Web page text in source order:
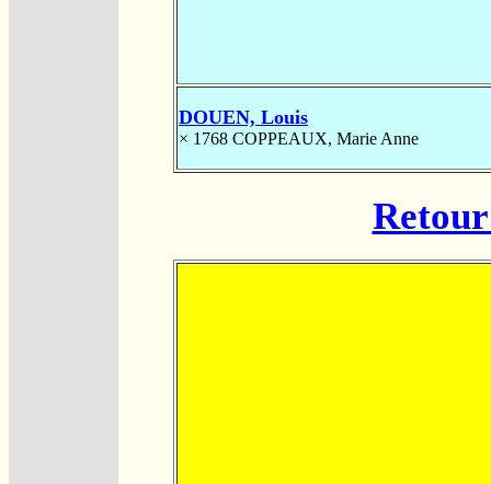
DOUEN, Louis
× 1768 COPPEAUX, Marie Anne